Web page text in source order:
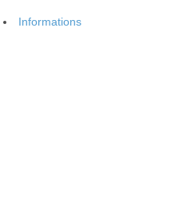
Informations